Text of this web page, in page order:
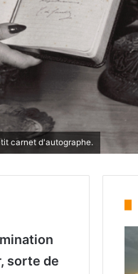
carnet d'autographe.
sorte de